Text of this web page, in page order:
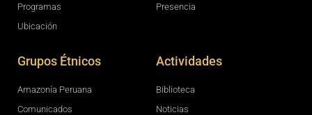
Programas
Ubicación
Presencia
Grupos Étnicos
Amazonía Peruana
Comunicados
Actividades
Biblioteca
Noticias